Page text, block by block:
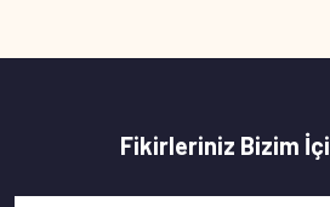
Fikirleriniz Bizim